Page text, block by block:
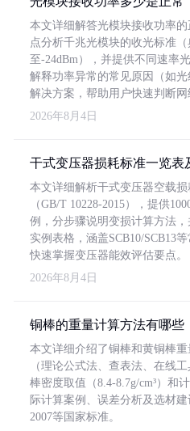
本文详细解答光模块接收功率
点分析千兆光模块的收光标准
至-24dBm），并提供不同速率
解释功率异常的常见原因（如
解决方案，帮助用户快速判断网
2026年8月4日
干式变压器损耗标准一览表
本文详细解析干式变压器空载
（GB/T 10228-2015），提供
例，分步骤说明变损计算方法
实例表格，涵盖SCB10/SCB13
快速掌握变压器能效评估要点。
2026年8月4日
铜棒的重量计算方法有哪些
本文详细介绍了铜棒和黄铜棒
（理论公式法、查表法、在线
棒密度取值（8.4-8.7g/cm³）和
际计算案例、误差分析及选材
2007等国家标准。